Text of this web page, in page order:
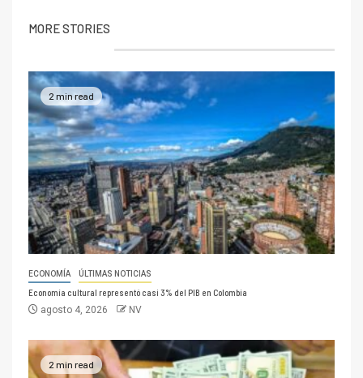
MORE STORIES
2 min read
ECONOMÍA ÚLTIMAS NOTICIAS
Economía cultural representó casi 3% del PIB en Colombia
agosto 4, 2026 NV
2 min read